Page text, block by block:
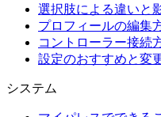
選択肢による違いと
プロフィールの編集
コントローラー接続
設定のおすすめと変
システム